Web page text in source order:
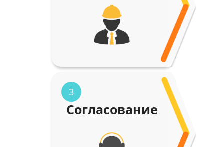
3
Согласование